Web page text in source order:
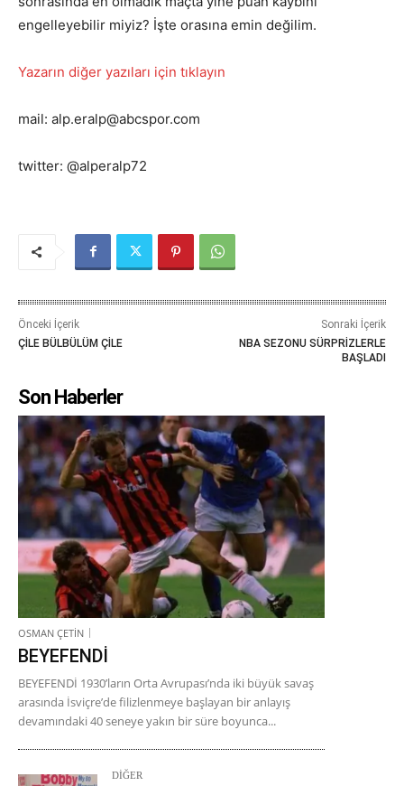
engelleyebilir miyiz? İşte orasına emin değilim.
Yazarın diğer yazıları için tıklayın
mail: alp.eralp@abcspor.com
twitter: @alperalp72
Önceki İçerik
ÇİLE BÜLBÜLÜM ÇİLE
Sonraki İçerik
NBA SEZONU SÜRPRİZLERLE
BAŞLADI
Son Haberler
OSMAN ÇETİN
BEYEFENDİ
BEYEFENDİ 1930’ların Orta Avrupası’nda iki büyük savaş
arasında İsviçre’de filizlenmeye başlayan bir anlayış
devamındaki 40 seneye yakın bir süre boyunca...
DİĞER